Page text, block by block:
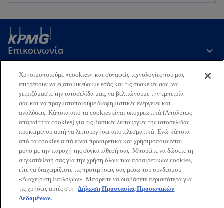
w
Επικοινωνία
Εταιρεία
Τελευταία Νέα
o
p
e
n
s
o
p
e
n
s
o
p
e
n
s
o
p
e
n
s
Όροι χρήσηςΠροστασία Προσωπικών ΔεδομένωνΠροσβασιμότητα
ΓλωσσάριοΒοήθειαΠολιτική Προσωπικών Δεδομένων
Πολιτική ασφάλειας πληροφοριών, ιδιωτικότητας & επιχειρησιακής
συνέχειας
Χρησιμοποιούμε «cookies» και συναφείς τεχνολογίες που μας
επιτρέπουν να εξατομικεύουμε εσάς και τις συσκευές σας, να
χειριζόμαστε την ιστοσελίδα μας, να βελτιώνουμε την εμπειρία
σας και να πραγματοποιούμε διαφημιστικές ενέργειες και
αναλύσεις. Κάποια από τα cookies είναι υποχρεωτικά (Απολύτως
απαραίτητα cookies) για τις βασικές λειτουργίες της ιστοσελίδας,
προκειμένου αυτή να λειτουργήσει αποτελεσματικά. Ενώ κάποια
από τα cookies αυτά είναι προαιρετικά και χρησιμοποιούνται
μόνο με την παροχή της συγκατάθεσή σας. Μπορείτε να δώσετε τη
συγκατάθεσή σας για την χρήση όλων των προαιρετικών cookies,
είτε να διαχειρίζεστε τις προτιμήσεις σας μέσω του συνδέσμου
«Διαχείριση Επιλογών». Μπορείτε να διαβάσετε περισσότερα για
τις χρήσεις αυτές στη
Δήλωση Προστασίας Προσωπικών
Δεδομένων.